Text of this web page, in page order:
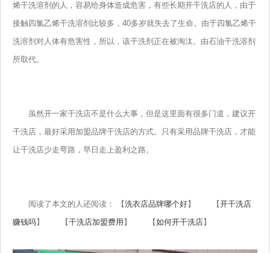
烯干洗溶剂的人，容易给身体造成危害，有些长期开干洗店的人，由于
接触四氯乙烯干洗溶剂比较多，40多岁就失去了生命。由于四氯乙烯干
洗溶剂对人体有危害性，所以，该干洗剂正在被淘汰。由石油干洗溶剂
所取代。
虽然开一家干洗店不是什么大事，但是这里面有很多门道，建议开
干洗店，最好采用加盟品牌干洗店的方式。只有采用品牌干洗店，才能
让干洗店少走弯路，早日走上盈利之路。
阅读了本文的人还阅读： 【洗衣店品牌哪个好】 【开干洗店
赚钱吗】 【干洗店加盟费用 】 【如何开干洗店】